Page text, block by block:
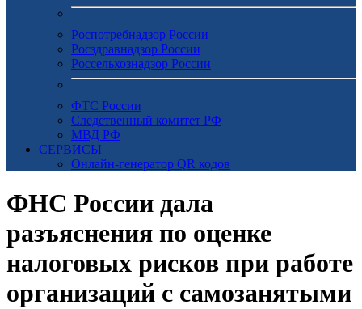
Роспотребнадзор России
Росздравнадзор России
Россельхознадзор России
ФТС России
Следственный комитет РФ
МВД РФ
СЕРВИСЫ
Онлайн-генератор QR кодов
ФНС России дала
разъяснения по оценке
налоговых рисков при работе
организаций с самозанятыми